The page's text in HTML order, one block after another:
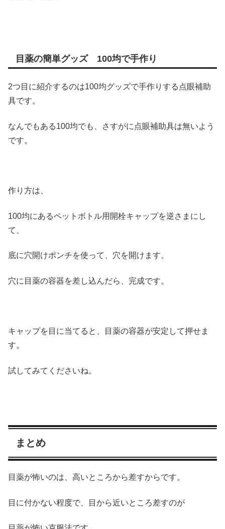
目薬の簡単グッズ 100均で手作り
2つ目に紹介するのは100均グッズで手作りする点眼補助
具です。
なんでもある100均でも、さすがに点眼補助具は無いよう
です。
作り方は、
100均にあるペットボトル用開栓キャップを逆さまにし
て、
底に穴開けポンチを使って、穴を開けます。
穴に目薬の容器を差し込んだら、完成です。
キャップを目に当てると、目薬の容器が安定して押せま
す。
試してみてくださいね。
まとめ
目薬が怖いのは、高いところから差すからです。
目に付かない程度で、目から近いところ差すのが